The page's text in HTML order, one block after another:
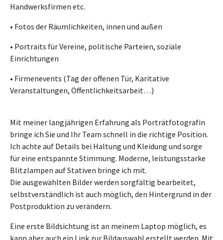
Handwerksfirmen etc.
• Fotos der Räumlichkeiten, innen und außen
• Portraits für Vereine, politische Parteien, soziale
Einrichtungen
• Firmenevents (Tag der offenen Tür, Karitative
Veranstaltungen, Öffentlichkeitsarbeit…)
Mit meiner langjährigen Erfahrung als Porträtfotografin
bringe ich Sie und Ihr Team schnell in die richtige Position.
Ich achte auf Details bei Haltung und Kleidung und sorge
für eine entspannte Stimmung. Moderne, leistungsstarke
Blitzlampen auf Stativen bringe ich mit.
Die ausgewählten Bilder werden sorgfältig bearbeitet,
selbstverständlich ist auch möglich, den Hintergrund in der
Postproduktion zu verändern.
Eine erste Bildsichtung ist an meinem Laptop möglich, es
kann aber auch ein Link zur Bildauswahl erstellt werden. Mit